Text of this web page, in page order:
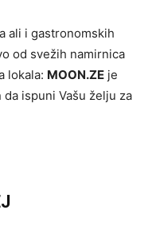
ali i gastronomskih
od svežih namirnica
lokala: MOON.ZE je
ispuni Vašu želju za